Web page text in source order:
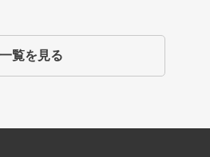
一覧を見る